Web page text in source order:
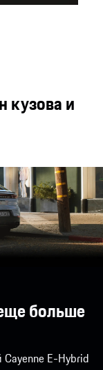
отпечаток
кузова и
больше
Cayenne E-Hybrid